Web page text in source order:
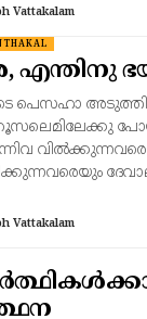
Vattakalam
എന്തിനു
പെസഹാ
Vattakalam